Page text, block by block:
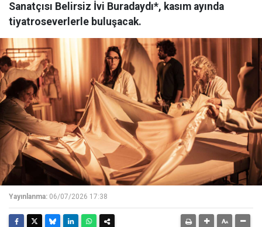
Sanatçısı Belirsiz İvi Buradaydı*, kasım ayında
tiyatroseverlerle buluşacak.
Yayınlanma: 06/07/2026 17:38